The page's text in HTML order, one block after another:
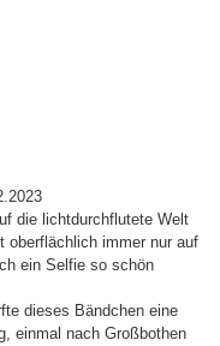
die lichtdurchflutete Welt
oberflächlich immer nur auf
ein Selfie so schön
dieses Bändchen eine
einmal nach Großbothen